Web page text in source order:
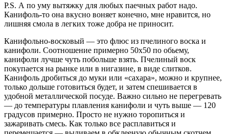
P.S. А по уму вытяжку для любых паечных работ надо.
Канифоль-то она вкусно воняет конечно, мне нравится, но
лишняя смола в легких тоже добра не приносит.
Канифольно-восковый — это флюс из пчелиного воска и
канифоли. Соотношение примерно 50х50 по обьему,
канифоли лучше чуть побольше взять. Пчелиный воск
покупается на рынке или в нигазине, в виде слитков.
Канифоль дробиться до муки или «сахара», можно и крупнее,
только дольше готовиться будет, и затем спешивается в
удобной металлической посуде. Важно сильно не перегревать
— до температуры плавления канифоли и чуть выше — 120
градусов примерно. Просто не нужно торопиться и
зажаривать смесь. Как только все расплавиться и